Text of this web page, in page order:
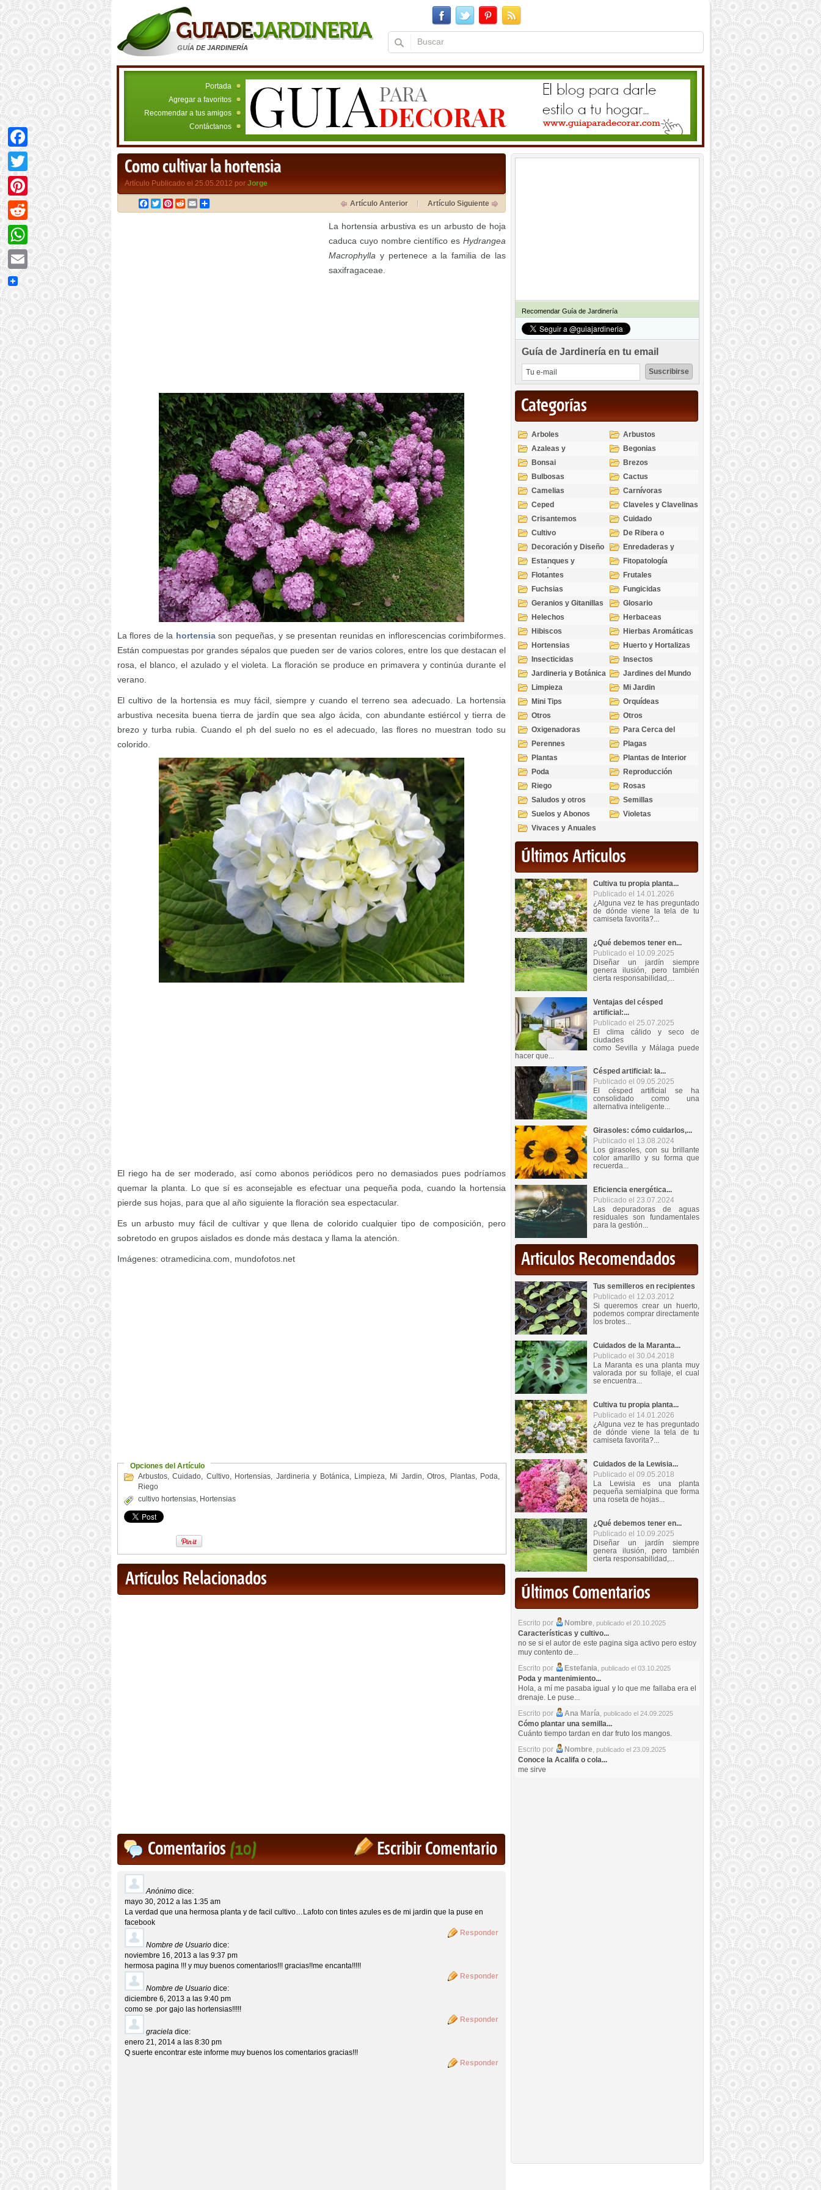
GUÍA DE JARDINERÍA
Portada
Agregar a favoritos
Recomendar a tus amigos
Contáctanos
Como cultivar la hortensia
Artículo Publicado el 25.05.2012 por Jorge
Facebook
TwitterPinterest
RedditEmail Artículo Anterior Artículo Siguiente
La hortensia arbustiva es un arbusto de hoja
caduca cuyo nombre científico es Hydrangea
Macrophylla y pertenece a la familia de las
saxifragaceae.
La flores de la hortensiason pequeñas, y se presentan reunidas en inflorescencias corimbiformes.
Están compuestas por grandes sépalos que pueden ser de varios colores, entre los que destacan el
rosa, el blanco, el azulado y el violeta. La floración se produce en primavera y continúa durante el
verano.
El cultivo de la hortensia es muy fácil, siempre y cuando el terreno sea adecuado. La hortensia
arbustiva necesita buena tierra de jardín que sea algo ácida, con abundante estiércol y tierra de
brezo y turba rubia. Cuando el ph del suelo no es el adecuado, las flores no muestran todo su
colorido.
El riego ha de ser moderado, así como abonos periódicos pero no demasiados pues podríamos
quemar la planta. Lo que sí es aconsejable es efectuar una pequeña poda, cuando la hortensia
pierde sus hojas, para que al año siguiente la floración sea espectacular.
Es un arbusto muy fácil de cultivar y que llena de colorido cualquier tipo de composición, pero
sobretodo en grupos aislados es donde más destaca y llama la atención.
Imágenes: otramedicina.com, mundofotos.net
Opciones del Artículo
Arbustos,Cuidado, Cultivo, Hortensias, Jardineria y Botánica, Limpieza, Mi Jardin,Otros, Plantas, Poda,
Riego
cultivo hortensias, Hortensias
Artículos Relacionados
Escribir Comentario
Comentarios(10)
Anónimo dice:
mayo 30, 2012 a las 1:35 am
La verdad que una hermosa planta y de facil cultivo…Lafoto con tintes azules es de mi jardin que la puse en
facebook
Responder
Nombre de Usuario dice:
noviembre 16, 2013 a las 9:37 pm
hermosa pagina !!! y muy buenos comentarios!!! gracias!!me encanta!!!!!
Responder
Nombre de Usuario dice:
diciembre 6, 2013 a las 9:40 pm
como se .por gajo las hortensias!!!!!
Responder
graciela dice:
enero 21, 2014 a las 8:30 pm
Q suerte encontrar este informe muy buenos los comentarios gracias!!!
Responder
Recomendar Guía de Jardinería
Guía de Jardinería en tu email
Categorías
Arboles
Arbustos
Azaleas y
Rododendros
Begonias
Bonsai
Brezos
Bulbosas
Cactus
Camelias
Carnívoras
Ceped
Claveles y Clavelinas
Crisantemos
Cuidado
Cultivo
De Ribera o
Palustres
Decoración y Diseño
Enredaderas y
cubresuelos
Estanques y
Acuáticas
Fitopatología
Flotantes
Frutales
Fuchsias
Fungicidas
Geranios y Gitanillas
Glosario
Helechos
Herbaceas
Hibiscos
Hierbas Aromáticas
Hortensias
Huerto y Hortalizas
Insecticidas
Insectos
Jardineria y Botánica
Jardines del Mundo
Limpieza
Mi Jardin
Mini Tips
Orquídeas
Otros
Otros
Oxigenadoras
Para Cerca del
Estanque
Perennes
Plagas
Plantas
Plantas de Interior
Poda
Reproducción
Riego
Rosas
Saludos y otros
temas
Semillas
Suelos y Abonos
Violetas
Vivaces y Anuales
Últimos Articulos
Cultiva tu propia planta...
Publicado el 14.01.2026
¿Alguna vez te has preguntado
de dónde viene la tela de tu
camiseta favorita?...
¿Qué debemos tener en...
Publicado el 10.09.2025
Diseñar un jardín siempre
genera ilusión, pero también
cierta responsabilidad,...
Ventajas del césped
artificial:...
Publicado el 25.07.2025
El clima cálido y seco de
ciudades
como Sevilla y Málaga puede
hacer que...
Césped artificial: la...
Publicado el 09.05.2025
El césped artificial se ha
consolidado como una
alternativa inteligente...
Girasoles: cómo cuidarlos,...
Publicado el 13.08.2024
Los girasoles, con su brillante
color amarillo y su forma que
recuerda...
Eficiencia energética...
Publicado el 23.07.2024
Las depuradoras de aguas
residuales son fundamentales
para la gestión...
Articulos Recomendados
Tus semilleros en recipientes
Publicado el 12.03.2012
Si queremos crear un huerto,
podemos comprar directamente
los brotes...
Cuidados de la Maranta...
Publicado el 30.04.2018
La Maranta es una planta muy
valorada por su follaje, el cual
se encuentra...
Cultiva tu propia planta...
Publicado el 14.01.2026
¿Alguna vez te has preguntado
de dónde viene la tela de tu
camiseta favorita?...
Cuidados de la Lewisia...
Publicado el 09.05.2018
La Lewisia es una planta
pequeña semialpina que forma
una roseta de hojas...
¿Qué debemos tener en...
Publicado el 10.09.2025
Diseñar un jardín siempre
genera ilusión, pero también
cierta responsabilidad,...
Últimos Comentarios
Escrito por Nombre, publicado el 20.10.2025
Características y cultivo...
no se si el autor de este pagina siga activo pero estoy
muy contento de...
Escrito por
Estefania, publicado el 03.10.2025
Poda y mantenimiento...
Hola, a mí me pasaba igual y lo que me fallaba era el
drenaje. Le puse...
Escrito por
Ana María, publicado el 24.09.2025
Cómo plantar una semilla...
Cuánto tiempo tardan en dar fruto los mangos.
Escrito por
Nombre, publicado el 23.09.2025
Conoce la Acalifa o cola...
me sirve
Facebook
Twitter
Pinterest
Reddit
WhatsApp
Email